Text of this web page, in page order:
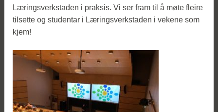
Læringsverkstaden i praksis. Vi ser fram til å møte fleire
tilsette og studentar i Læringsverkstaden i vekene som
kjem!